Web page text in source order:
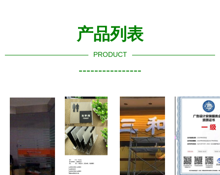
产品列表
PRODUCT
----------------